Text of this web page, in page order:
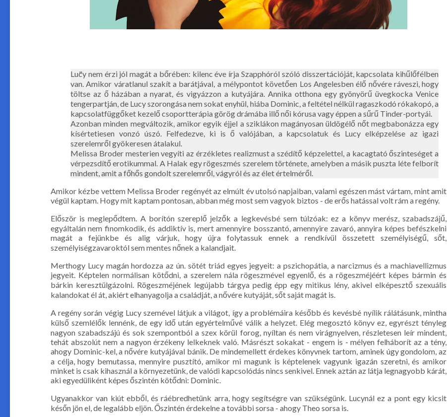
Lucy nem érzi jól magát a bőrében: kilenc éve írja Szapphóról szóló disszertációját, kapcsolata kihűlőfélben
van. Amikor váratlanul szakít a barátjával, a mélypontot követően Los Angelesben élő nővére ráveszi, hogy
töltse az ő házában a nyarat, és vigyázzon a kutyájára. Annika otthona egy gyönyörű üvegkocka Venice
tengerpartján, de Lucy szorongása nem sokat enyhül, hiába Dominic, a feltétel nélkül ragaszkodó rókakopó, a
kapcsolatfüggőket kezelő csoportterápia görög drámába illő női kórusa vagy éppen a sűrű Tinder-portyái.
Azonban minden megváltozik, amikor egyik éjjel a sziklákon magányosan üldögélő nőt megbabonázza egy
kísértetiesen vonzó úszó. Felfedezve, ki is ő valójában, a kapcsolatuk és Lucy elképzelése az igazi
szerelemről gyökeresen átalakul.
Melissa Broder mesterien vegyíti az érzékletes realizmust a szédítő képzelettel, a kacagtató őszinteséget a
vérpezsdítő erotikummal. A Halak egy rögeszmés szerelem története, amelyben a másik puszta léte felborít
mindent, amit a főhős gondolt szerelemről, vágyról és az élet értelméről.
Amikor kézbe vettem Melissa Broder regényét az elmúlt év utolsó napjaiban, valami egészen mást vártam, mint amit
végül kaptam. Hogy mit kaptam pontosan, abban még most sem vagyok biztos - de erős hatással volt rám a regény.
Először is meglepődtem. A borítón szereplő jelzők a legkevésbé sem túlzóak: ez a könyv merész, szabadszájű,
egyáltalán nem finomkodik, és addiktív is, mert amennyire bosszantó, amennyire zavaró, annyira képes befészkelni
magát a fejünkbe és alig várjuk, hogy újra folytassuk ennek a rendkívül összetett személyiségű, sőt,
személyiségzavaroktól sem mentes nőnek a kalandjait.
Merthogy Lucy magán hordozza az ún. sötét triád egyes jegyeit: a pszichopátia, a narcizmus és a machiavellizmus
jegyeit. Képtelen normálisan kötődni, a szerelem nála rögeszmével egyenlő, és a rögeszméjéért képes bármin és
bárkin keresztülgázolni. Rögeszméjének legújabb tárgya pedig épp egy mitikus lény, akivel elképesztő szexuális
kalandokat él át, akiért elhanyagolja a családját, a nővére kutyáját, sőt saját magát is.
A regény során végig Lucy szemével látjuk a világot, így a problémáira később és kevésbé nyílik rálátásunk, mintha
külső szemlélők lennénk, de egy idő után egyértelművé válik a helyzet. Elég megosztó könyv ez, egyrészt tényleg
nagyon szabadszájú és sok szempontból a szex körül forog, nyíltan és nem virágnyelven, részletesen leír mindent,
tehát abszolút nem a nagyon érzékeny lelkeknek való. Másrészt sokakat - engem is - mélyen felháborít az a tény,
ahogy Dominic-kel, a nővére kutyájával bánik. De mindemellett érdekes könyvnek tartom, aminek úgy gondolom, az
a célja, hogy bemutassa, mennyire pusztító, amikor mi magunk is képtelenek vagyunk igazán szeretni, és amikor
minket is csak kihasznál a környezetünk, de valódi kapcsolódás nincs senkivel. Ennek aztán az látja legnagyobb kárát,
aki egyedüliként képes őszintén kötődni: Dominic.
Ugyanakkor van kiút ebből, és ráébredhetünk arra, hogy segítségre van szükségünk. Lucynál ez a pont egy kicsit
későn jön el, de legalább eljön. Őszintén érdekelne a további sorsa - ahogy Theo sorsa is.